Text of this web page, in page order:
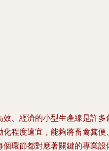
、經濟的小型生產線是許
程度適宜，能夠將畜禽糞
環節都對應著關鍵的專業